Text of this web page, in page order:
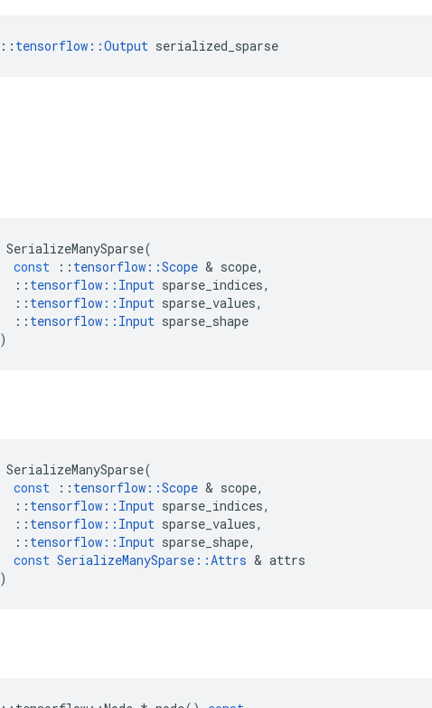
:: tensorflow::Output serialized_sparse
SerializeManySparse(
const
:: tensorflow ::Scope & scope,
:: tensorflow :: Input sparse_indices,
:: tensorflow :: Input sparse_values,
:: tensorflow :: Input sparse_shape
)
SerializeManySparse(
const
:: tensorflow ::Scope & scope,
:: tensorflow :: Input sparse_indices,
:: tensorflow :: Input sparse_values,
:: tensorflow :: Input sparse_shape,
const SerializeManySparse ::Attrs & attrs
)